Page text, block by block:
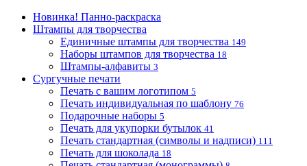
Новинка! Панно-раскраска
Штампы для творчества
Единичные штампы для творчества 149
Наборы штампов для творчества 18
Штампы-алфавиты 3
Сургучные печати
Печать с вашим логотипом 5
Печать индивидуальная по шаблону 76
Подарочные наборы 5
Печать для укупорки бутылок 41
Печать стандартная (символы и надписи) 111
Печать для шоколада 18